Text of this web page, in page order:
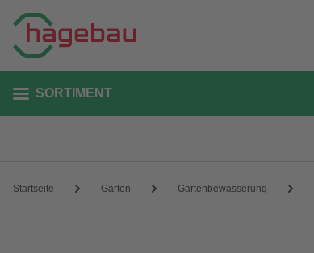
SORTIMENT
Startseite Garten Gartenbewässerung